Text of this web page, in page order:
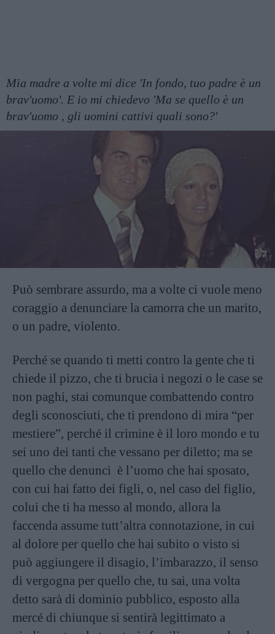
Mia madre a volte mi dice 'In fondo, tuo padre è un
brav'uomo'. E io mi chiedevo 'Ma se quello è un
brav'uomo , gli uomini cattivi quali sono?'
Può sembrare assurdo, ma a volte ci vuole meno
coraggio a denunciare la camorra che un marito,
o un padre, violento.
Perché se quando ti metti contro la gente che ti
chiede il pizzo, che ti brucia i negozi o le case se
non paghi, stai comunque combattendo contro
degli sconosciuti, che ti prendono di mira “per
mestiere”, perché il crimine è il loro mondo e tu
sei uno dei tanti che vessano per diletto; ma se
quello che denunci è l’uomo che hai sposato,
con cui hai fatto dei figli, o, nel caso del figlio,
colui che ti ha messo al mondo, allora la
faccenda assume tutt’altra connotazione, in cui
al dolore per quello che hai subito o visto si
può aggiungere il disagio, l’imbarazzo, il senso
di vergogna per quello che, tu sai, una volta
detto sarà di dominio pubblico, esposto alla
mercé di chiunque si sentirà legittimato a